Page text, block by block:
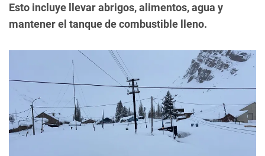
Esto incluye llevar abrigos, alimentos, agua y
mantener el tanque de combustible lleno.